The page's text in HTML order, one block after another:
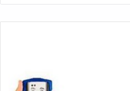
interessado por Comprar controle